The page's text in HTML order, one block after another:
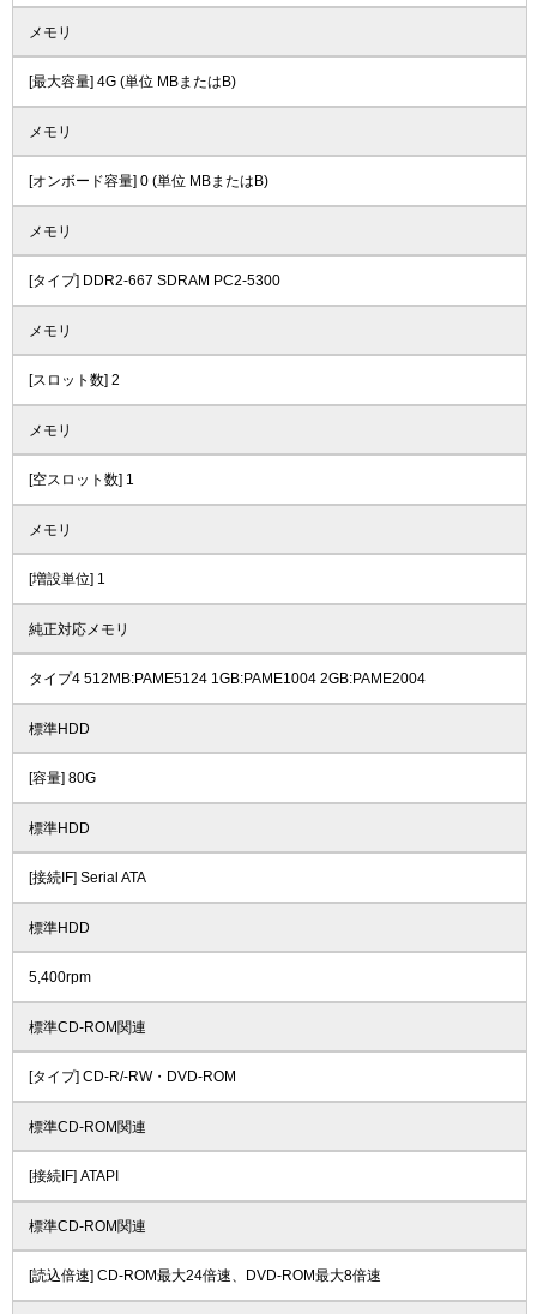
メモリ
[最大容量] 4G (単位 MBまたはB)
メモリ
[オンボード容量] 0 (単位 MBまたはB)
メモリ
[タイプ] DDR2-667 SDRAM PC2-5300
メモリ
[スロット数] 2
メモリ
[空スロット数] 1
メモリ
[増設単位] 1
純正対応メモリ
タイプ4 512MB:PAME5124 1GB:PAME1004 2GB:PAME2004
標準HDD
[容量] 80G
標準HDD
[接続IF] Serial ATA
標準HDD
5,400rpm
標準CD-ROM関連
[タイプ] CD-R/-RW・DVD-ROM
標準CD-ROM関連
[接続IF] ATAPI
標準CD-ROM関連
[読込倍速] CD-ROM最大24倍速、DVD-ROM最大8倍速